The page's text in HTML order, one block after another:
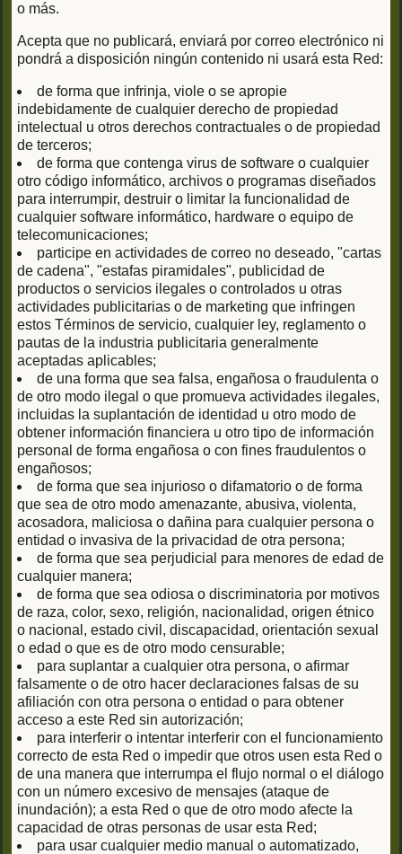
o más.
Acepta que no publicará, enviará por correo electrónico ni
pondrá a disposición ningún contenido ni usará esta Red:
de forma que infrinja, viole o se apropie
indebidamente de cualquier derecho de propiedad
intelectual u otros derechos contractuales o de propiedad
de terceros;
de forma que contenga virus de software o cualquier
otro código informático, archivos o programas diseñados
para interrumpir, destruir o limitar la funcionalidad de
cualquier software informático, hardware o equipo de
telecomunicaciones;
participe en actividades de correo no deseado, "cartas
de cadena", "estafas piramidales", publicidad de
productos o servicios ilegales o controlados u otras
actividades publicitarias o de marketing que infringen
estos Términos de servicio, cualquier ley, reglamento o
pautas de la industria publicitaria generalmente
aceptadas aplicables;
de una forma que sea falsa, engañosa o fraudulenta o
de otro modo ilegal o que promueva actividades ilegales,
incluidas la suplantación de identidad u otro modo de
obtener información financiera u otro tipo de información
personal de forma engañosa o con fines fraudulentos o
engañosos;
de forma que sea injurioso o difamatorio o de forma
que sea de otro modo amenazante, abusiva, violenta,
acosadora, maliciosa o dañina para cualquier persona o
entidad o invasiva de la privacidad de otra persona;
de forma que sea perjudicial para menores de edad de
cualquier manera;
de forma que sea odiosa o discriminatoria por motivos
de raza, color, sexo, religión, nacionalidad, origen étnico
o nacional, estado civil, discapacidad, orientación sexual
o edad o que es de otro modo censurable;
para suplantar a cualquier otra persona, o afirmar
falsamente o de otro hacer declaraciones falsas de su
afiliación con otra persona o entidad o para obtener
acceso a este Red sin autorización;
para interferir o intentar interferir con el funcionamiento
correcto de esta Red o impedir que otros usen esta Red o
de una manera que interrumpa el flujo normal o el diálogo
con un número excesivo de mensajes (ataque de
inundación); a esta Red o que de otro modo afecte la
capacidad de otras personas de usar esta Red;
para usar cualquier medio manual o automatizado,